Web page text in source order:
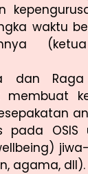
waktu
dan
membuat
pada OSIS
agama, dll).